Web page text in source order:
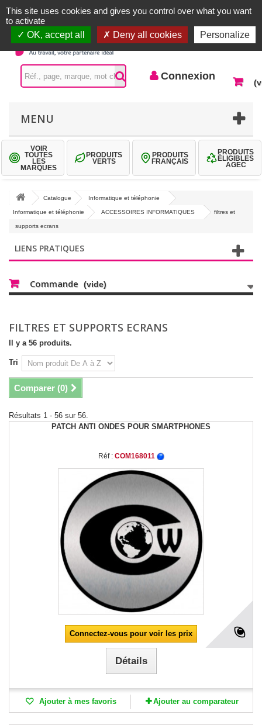
Contactez-nous
Connexion
MENU
VOIR
TOUTES
LES
MARQUES
PRODUITS
VERTS
PRODUITS
FRANÇAIS
PRODUITS
ÉLIGIBLES
AGEC
Catalogue Informatique et téléphonie
Informatique et téléphonie ACCESSOIRES INFORMATIQUES filtres et
supports ecrans
LIENS PRATIQUES
Commande (vide)
FILTRES ET SUPPORTS ECRANS
Il y a 56 produits.
Tri
Comparer (0)
Résultats 1 - 56 sur 56.
PATCH ANTI ONDES POUR SMARTPHONES
Réf : COM168011
Connectez-vous pour voir les prix
Détails
Ajouter à mes favoris Ajouter au comparateur
This site uses cookies and gives you control over what you want
to activate
OK, accept all
Deny all cookies Personalize